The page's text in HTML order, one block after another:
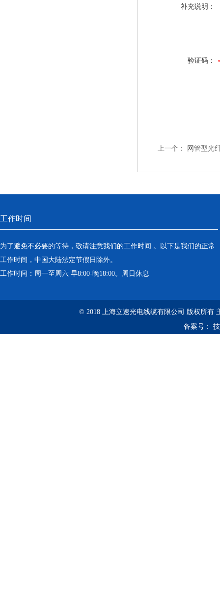
补充说明：
验证码：
上一个： 网管型光
工作时间
为了避免不必要的等待，敬请注意我们的工作时间 。以下是我们的正常
工作时间，中国大陆法定节假日除外。
工作时间：周一至周六 早8:00-晚18:00。周日休息
© 2018 上海立速光电线缆有限公司 版权所有
备案号：